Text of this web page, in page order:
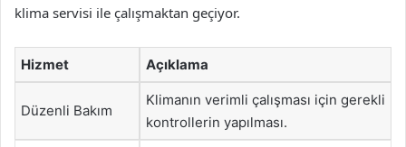
klima servisi ile çalışmaktan geçiyor.
Hizmet Açıklama
Düzenli Bakım
Klimanın verimli çalışması için gerekli
kontrollerin yapılması.